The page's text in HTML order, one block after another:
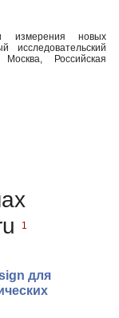
измерения новых
исследовательский
Российская
1
для